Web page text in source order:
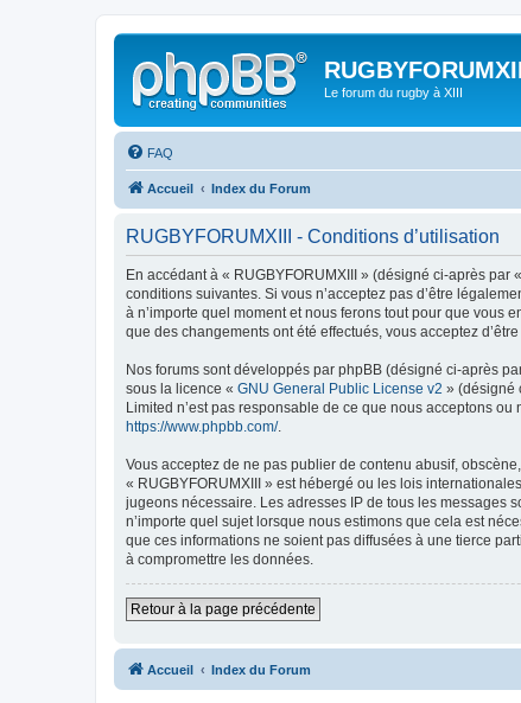
Le forum du rugby à XIII
FAQ
Accueil Index du Forum
RUGBYFORUMXIII - Conditions d’utilisation
En accédant à « RUGBYFORUMXIII » (désigné ci-après par
conditions suivantes. Si vous n’acceptez pas d’être
à n’importe quel moment et nous ferons tout pour que vous
que des changements ont été effectués, vous acceptez
Nos forums sont développés par phpBB (désigné ci-après
sous la licence « GNU General Public License v2 » (désigné
Limited n’est pas responsable de ce que nous acceptons
https://www.phpbb.com/.
Vous acceptez de ne pas publier de contenu abusif,
« RUGBYFORUMXIII » est hébergé ou les lois
jugeons nécessaire. Les adresses IP de tous les messages
n’importe quel sujet lorsque nous estimons que cela est
que ces informations ne soient pas diffusées à une tierce
à compromettre les données.
Retour à la page précédente
Accueil Index du Forum